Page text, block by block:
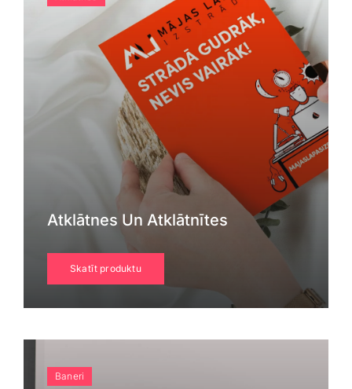
Atklātnes Un Atklātnītes
Skatīt produktu
Baneri